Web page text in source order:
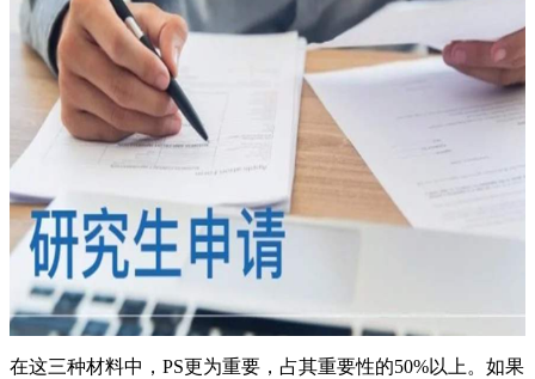
在这三种材料中，PS更为重要，占其重要性的50%以上。如果